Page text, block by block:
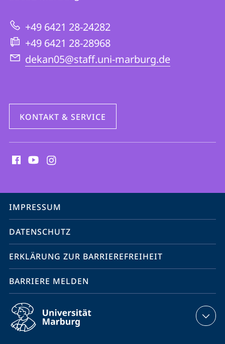
zur
Website
Evangelische
Theologie
+49 6421 28-24282
+49 6421 28-28968
dekan05@staff.uni-marburg.de
KONTAKT & SERVICE
Media
Service-
Navigation
IMPRESSUM
DATENSCHUTZ
ERKLÄRUNG ZUR BARRIEREFREIHEIT
BARRIERE MELDEN